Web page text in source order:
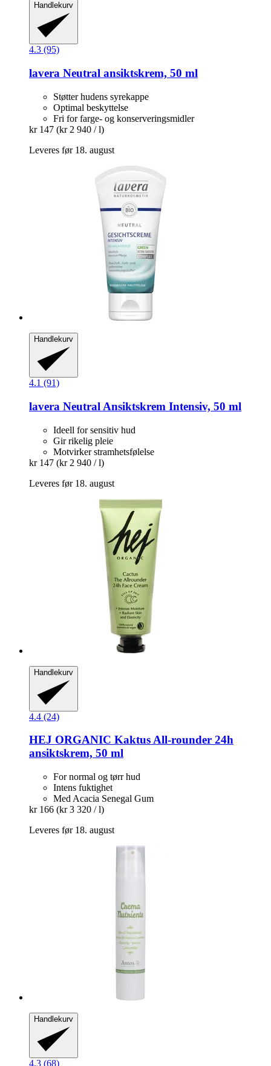
Handlekurv
4.3 (95)
lavera Neutral ansiktskrem, 50 ml
Støtter hudens syrekappe
Optimal beskyttelse
Fri for farge- og konserveringsmidler
kr 147 (kr 2 940 / l)
Leveres før 18. august
Handlekurv
4.1 (91)
lavera Neutral Ansiktskrem Intensiv, 50 ml
Ideell for sensitiv hud
Gir rikelig pleie
Motvirker stramhetsfølelse
kr 147 (kr 2 940 / l)
Leveres før 18. august
Handlekurv
4.4 (24)
HEJ ORGANIC Kaktus All-​rounder 24h
ansiktskrem, 50 ml
For normal og tørr hud
Intens fuktighet
Med Acacia Senegal Gum
kr 166 (kr 3 320 / l)
Leveres før 18. august
Handlekurv
4.3 (68)